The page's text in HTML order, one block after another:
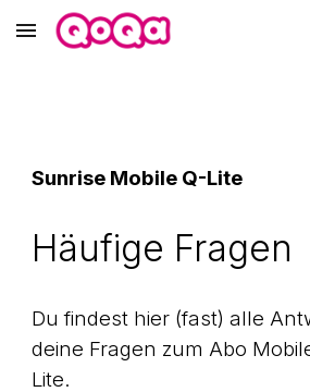
Skip to main content
Sunrise Mobile Q-Lite
Häufige Fragen
Du findest hier (fast) alle
deine Fragen zum Abo
Lite.